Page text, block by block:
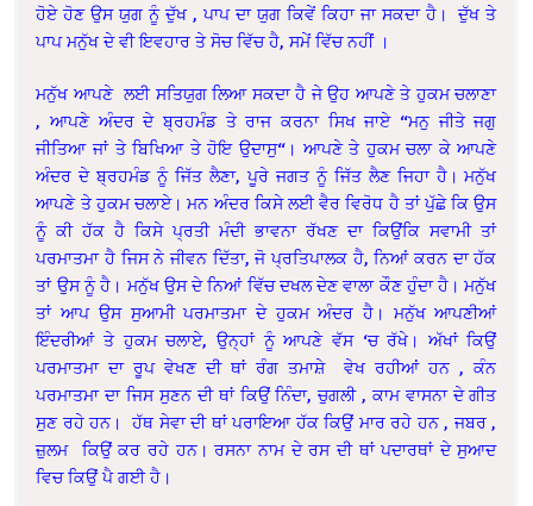
ਹੋਏ ਹੋਣ ਉਸ ਯੁਗ ਨੂੰ ਦੁੱਖ , ਪਾਪ ਦਾ ਯੁਗ ਕਿਵੇਂ ਕਿਹਾ ਜਾ ਸਕਦਾ ਹੈ। ਦੁੱਖ ਤੇ
ਪਾਪ ਮਨੁੱਖ ਦੇ ਵੀ ਇਵਹਾਰ ਤੇ ਸੋਚ ਵਿੱਚ ਹੈ, ਸਮੇਂ ਵਿੱਚ ਨਹੀਂ ।
ਮਨੁੱਖ ਆਪਣੇ ਲਈ ਸਤਿਯੁਗ ਲਿਆ ਸਕਦਾ ਹੈ ਜੇ ਉਹ ਆਪਣੇ ਤੇ ਹੁਕਮ ਚਲਾਣਾ
, ਆਪਣੇ ਅੰਦਰ ਦੇ ਬ੍ਰਹਮੰਡ ਤੇ ਰਾਜ ਕਰਨਾ ਸਿਖ ਜਾਏ “ਮਨੁ ਜੀਤੇ ਜਗੁ
ਜੀਤਿਆ ਜਾਂ ਤੇ ਬਿਖਿਆ ਤੇ ਹੋਇ ਉਦਾਸੁ“। ਆਪਣੇ ਤੇ ਹੁਕਮ ਚਲਾ ਕੇ ਆਪਣੇ
ਅੰਦਰ ਦੇ ਬ੍ਰਹਮੰਡ ਨੂੰ ਜਿੱਤ ਲੈਣਾ, ਪੂਰੇ ਜਗਤ ਨੂੰ ਜਿੱਤ ਲੈਣ ਜਿਹਾ ਹੈ। ਮਨੁੱਖ
ਆਪਣੇ ਤੇ ਹੁਕਮ ਚਲਾਏ। ਮਨ ਅੰਦਰ ਕਿਸੇ ਲਈ ਵੈਰ ਵਿਰੋਧ ਹੈ ਤਾਂ ਪੁੱਛੇ ਕਿ ਉਸ
ਨੂੰ ਕੀ ਹੱਕ ਹੈ ਕਿਸੇ ਪ੍ਰਤੀ ਮੰਦੀ ਭਾਵਨਾ ਰੱਖਣ ਦਾ ਕਿਉਂਕਿ ਸਵਾਮੀ ਤਾਂ
ਪਰਮਾਤਮਾ ਹੈ ਜਿਸ ਨੇ ਜੀਵਨ ਦਿੱਤਾ, ਜੋ ਪ੍ਰਤਿਪਾਲਕ ਹੈ, ਨਿਆਂ ਕਰਨ ਦਾ ਹੱਕ
ਤਾਂ ਉਸ ਨੂੰ ਹੈ। ਮਨੁੱਖ ਉਸ ਦੇ ਨਿਆਂ ਵਿੱਚ ਦਖਲ ਦੇਣ ਵਾਲਾ ਕੌਣ ਹੁੰਦਾ ਹੈ। ਮਨੁੱਖ
ਤਾਂ ਆਪ ਉਸ ਸੁਆਮੀ ਪਰਮਾਤਮਾ ਦੇ ਹੁਕਮ ਅੰਦਰ ਹੈ। ਮਨੁੱਖ ਆਪਣੀਆਂ
ਇੰਦਰੀਆਂ ਤੇ ਹੁਕਮ ਚਲਾਏ, ਉਨ੍ਹਾਂ ਨੂੰ ਆਪਣੇ ਵੱਸ ‘ਚ ਰੱਖੇ। ਅੱਖਾਂ ਕਿਉਂ
ਪਰਮਾਤਮਾ ਦਾ ਰੂਪ ਵੇਖਣ ਦੀ ਥਾਂ ਰੰਗ ਤਮਾਸ਼ੇ ਵੇਖ ਰਹੀਆਂ ਹਨ , ਕੰਨ
ਪਰਮਾਤਮਾ ਦਾ ਜਿਸ ਸੁਣਨ ਦੀ ਥਾਂ ਕਿਉਂ ਨਿੰਦਾ, ਚੁਗਲੀ , ਕਾਮ ਵਾਸਨਾ ਦੇ ਗੀਤ
ਸੁਣ ਰਹੇ ਹਨ। ਹੱਥ ਸੇਵਾ ਦੀ ਥਾਂ ਪਰਾਇਆ ਹੱਕ ਕਿਉਂ ਮਾਰ ਰਹੇ ਹਨ , ਜਬਰ ,
ਜ਼ੁਲਮ ਕਿਉਂ ਕਰ ਰਹੇ ਹਨ। ਰਸਨਾ ਨਾਮ ਦੇ ਰਸ ਦੀ ਥਾਂ ਪਦਾਰਥਾਂ ਦੇ ਸੁਆਦ
ਵਿਚ ਕਿਉਂ ਪੈ ਗਈ ਹੈ।